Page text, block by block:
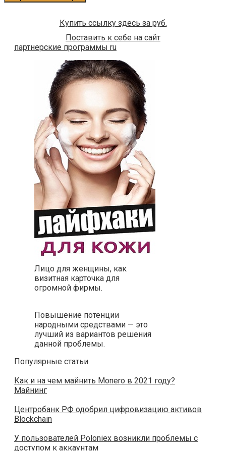
Купить ссылку здесь за руб.
Поставить к себе на сайт
партнерские программы ru
Лицо для женщины, как
визитная карточка для
огромной фирмы.
Повышение потенции
народными средствами — это
лучший из вариантов решения
данной проблемы.
Популярные статьи
Как и на чем майнить Monero в 2021 году?
Майнинг
Центробанк РФ одобрил цифровизацию активов
Blockchain
У пользователей Poloniex возникли проблемы с
доступом к аккаунтам